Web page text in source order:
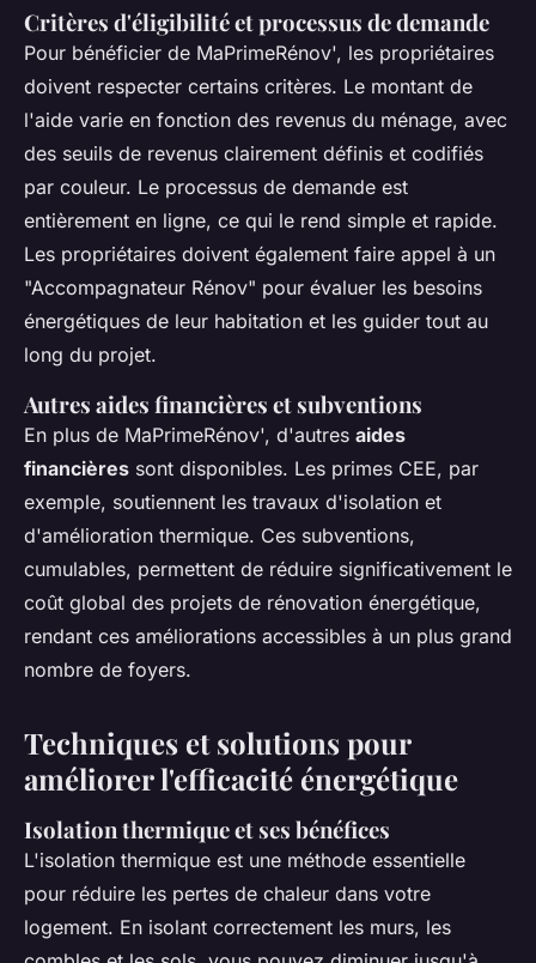
Critères d'éligibilité et processus de demande
Pour bénéficier de MaPrimeRénov', les propriétaires
doivent respecter certains critères. Le montant de
l'aide varie en fonction des revenus du ménage, avec
des seuils de revenus clairement définis et codifiés
par couleur. Le processus de demande est
entièrement en ligne, ce qui le rend simple et rapide.
Les propriétaires doivent également faire appel à un
"Accompagnateur Rénov" pour évaluer les besoins
énergétiques de leur habitation et les guider tout au
long du projet.
Autres aides financières et subventions
En plus de MaPrimeRénov', d'autres aides
financières sont disponibles. Les primes CEE, par
exemple, soutiennent les travaux d'isolation et
d'amélioration thermique. Ces subventions,
cumulables, permettent de réduire significativement le
coût global des projets de rénovation énergétique,
rendant ces améliorations accessibles à un plus grand
nombre de foyers.
Techniques et solutions pour
améliorer l'efficacité énergétique
Isolation thermique et ses bénéfices
L'isolation thermique est une méthode essentielle
pour réduire les pertes de chaleur dans votre
logement. En isolant correctement les murs, les